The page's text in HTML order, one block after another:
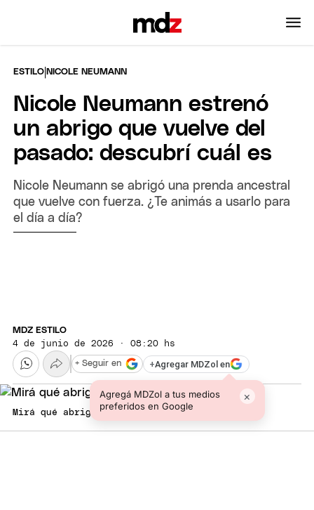
ESTILO |NICOLE NEUMANN
Nicole Neumann estrenó
un abrigo que vuelve del
pasado: descubrí cuál es
Nicole Neumann se abrigó una prenda ancestral
que vuelve con fuerza. ¿Te animás a usarlo para
el día a día?
MDZ ESTILO
4 de junio de 2026 · 08:20 hs
+Agregar MDZol en
Agregá MDZol a tus medios
preferidos en Google
×
+ Seguir en
Mirá qué abrigo eligió Nicole Neumann.